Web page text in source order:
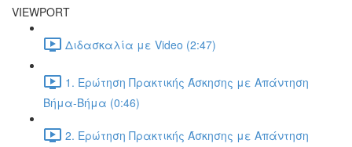
VIEWPORT
Διδασκαλία με Video (2:47)
1. Ερώτηση Πρακτικής Άσκησης με Απάντηση
Βήμα-Βήμα (0:46)
2. Ερώτηση Πρακτικής Άσκησης με Απάντηση